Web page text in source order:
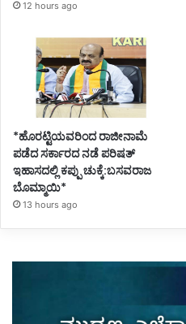
12 hours ago
*ಹೊರಟ್ಟಿಯವರಿಂದ ರಾಜೀನಾಮೆ
ಪಡೆದ ಸರ್ಕಾರದ ನಡೆ ಪರಿಷತ್
ಇಹಾಸದಲ್ಲಿ ಕಪ್ಪು ಚುಕ್ಕೆ:ಬಸವರಾಜ
ಬೊಮ್ಮಾಯಿ*
13 hours ago